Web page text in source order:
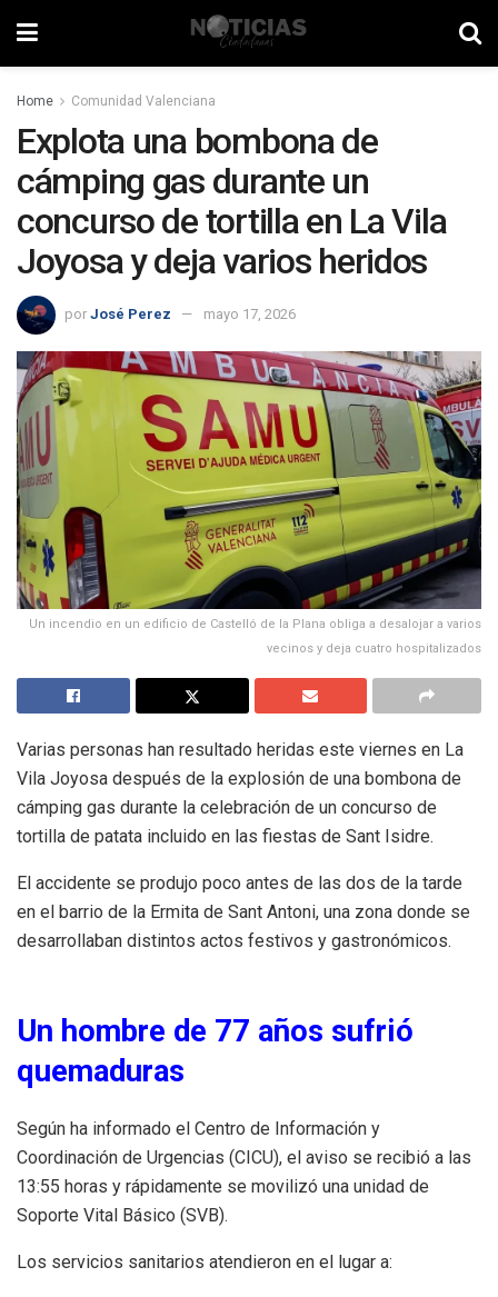
Home Comunidad Valenciana
Explota una bombona de
cámping gas durante un
concurso de tortilla en La Vila
Joyosa y deja varios heridos
por José Perez mayo 17, 2026
Un incendio en un edificio de Castelló de la Plana obliga a desalojar a varios
vecinos y deja cuatro hospitalizados
Varias personas han resultado heridas este viernes en La
Vila Joyosa después de la explosión de una bombona de
cámping gas durante la celebración de un concurso de
tortilla de patata incluido en las fiestas de Sant Isidre.
El accidente se produjo poco antes de las dos de la tarde
en el barrio de la Ermita de Sant Antoni, una zona donde se
desarrollaban distintos actos festivos y gastronómicos.
Un hombre de 77 años sufrió
quemaduras
Según ha informado el Centro de Información y
Coordinación de Urgencias (CICU), el aviso se recibió a las
13:55 horas y rápidamente se movilizó una unidad de
Soporte Vital Básico (SVB).
Los servicios sanitarios atendieron en el lugar a: